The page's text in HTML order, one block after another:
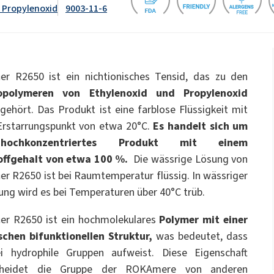
Monochloressigsäure
Trichlorsilan
Badezimmerreiniger
Geschirrspülmittel für
Spülmaschinen
Küchenreiniger Reiniger für harte
Streudünger
Oil) ROKAnol ID7 (Isodeceth-7)
Sorbitan Oleate
PEG-12
Sandwichplatten Sonstige Anwendungen
und
Vorisolierte Rohre chemische Anker
Gebirgsverfestigung
Gele Universalklebstoffe Zusatzstoffe
80) POLIkol 4000 PASTYLKI (PEG-90)
ROKAnol®LP3135 (Polyoxyalkylene glycol
ether)
ethoxylated) ROKAnol®NL8 (C9-11 PARETH-8)
de/id/1393477/ekoprodur-WC-Reiniger
Allzweckreiniger
9003-11-6
R2650 ist ein nichtionisches Tensid, das zu den
von Ethylenoxid und Propylenoxid
gehört. Das Produkt ist eine farblose Flüssigkeit mit
von etwa 20°C. Es handelt sich um
Produkt mit einem
von etwa 100 %. Die wässrige Lösung von
R2650 ist bei Raumtemperatur flüssig. In wässriger
wird es bei Temperaturen über 40°C trüb.
R2650 ist ein hochmolekulares Polymer mit einer
bifunktionellen Struktur, was bedeutet, dass
hydrophile Gruppen aufweist. Diese Eigenschaft
die Gruppe der ROKAmere von anderen